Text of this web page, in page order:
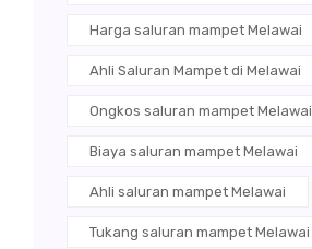
Harga saluran mampet Melawai
Ahli Saluran Mampet di Melawai
Ongkos saluran mampet Melawai
Biaya saluran mampet Melawai
Ahli saluran mampet Melawai
Tukang saluran mampet Melawai